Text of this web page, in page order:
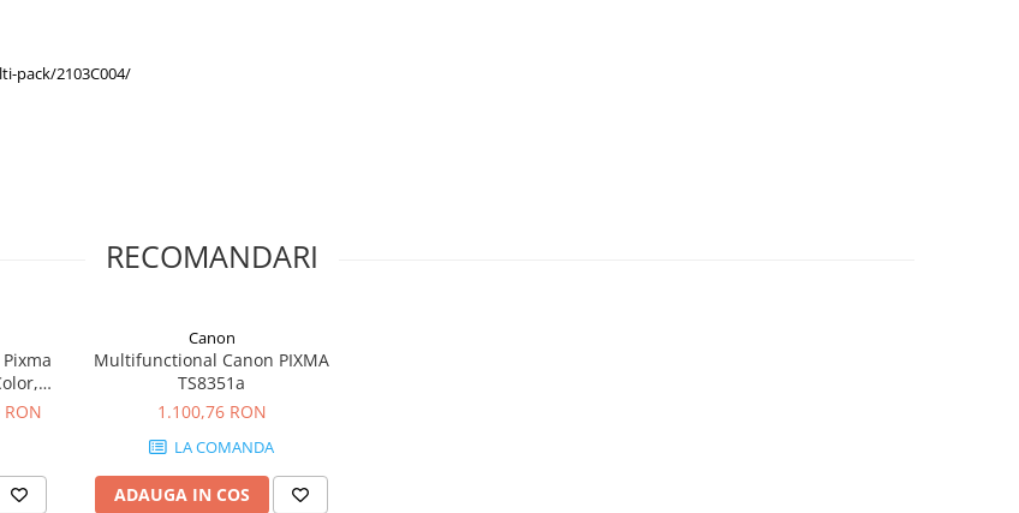
pack/2103C004/
RECOMANDARI
Fi
Canon
Multifunctional Canon PIXMA
TS8351a
1.100,76 RON
LA COMANDA
ADAUGA IN COS